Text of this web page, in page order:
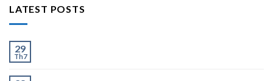
LATEST POSTS
29
Th7